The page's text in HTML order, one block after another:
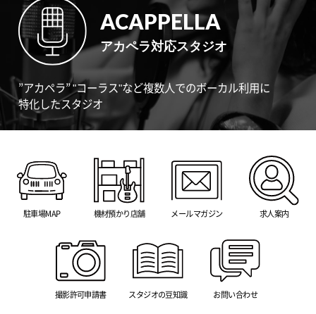
ACAPPELLA
アカペラ対応スタジオ
”アカペラ” "コーラス"など複数人でのボーカル利用に
特化したスタジオ
駐車場MAP 機材預かり店舗 メールマガジン 求人案内
撮影許可申請書 スタジオの豆知識 お問い合わせ